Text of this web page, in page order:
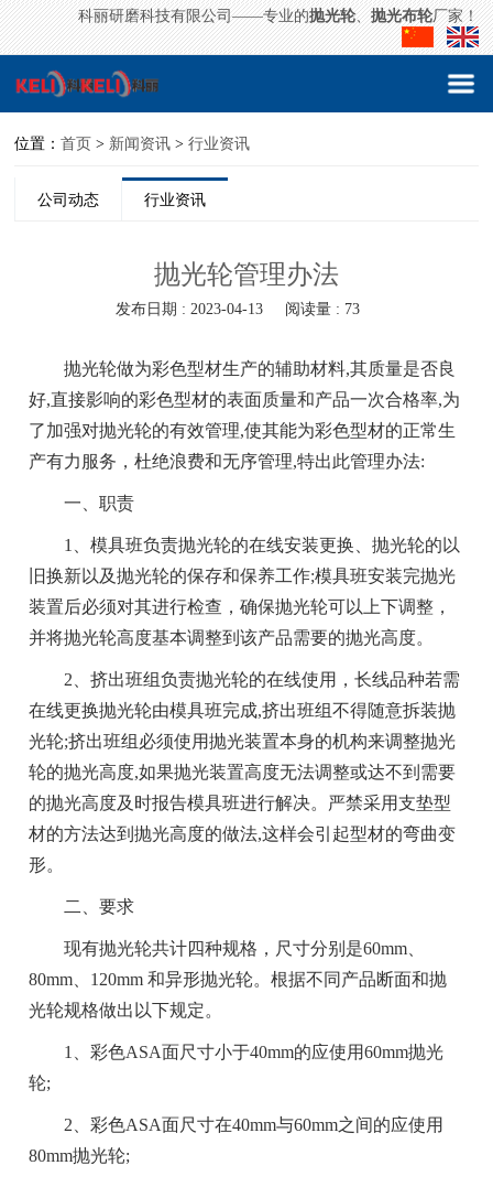
科丽研磨科技有限公司——专业的抛光轮、抛光布轮厂家！
位置：首页 > 新闻资讯 >行业资讯
公司动态 行业资讯
抛光轮管理办法
发布日期 : 2023-04-13 阅读量 : 73
抛光轮做为彩色型材生产的辅助材料,其质量是否良
好,直接影响的彩色型材的表面质量和产品一次合格率,为
了加强对抛光轮的有效管理,使其能为彩色型材的正常生
产有力服务，杜绝浪费和无序管理,特出此管理办法:
一、职责
1、模具班负责抛光轮的在线安装更换、抛光轮的以
旧换新以及抛光轮的保存和保养工作;模具班安装完抛光
装置后必须对其进行检查，确保抛光轮可以上下调整，
并将抛光轮高度基本调整到该产品需要的抛光高度。
2、挤出班组负责抛光轮的在线使用，长线品种若需
在线更换抛光轮由模具班完成,挤出班组不得随意拆装抛
光轮;挤出班组必须使用抛光装置本身的机构来调整抛光
轮的抛光高度,如果抛光装置高度无法调整或达不到需要
的抛光高度及时报告模具班进行解决。严禁采用支垫型
材的方法达到抛光高度的做法,这样会引起型材的弯曲变
形。
二、要求
现有抛光轮共计四种规格，尺寸分别是60mm、
80mm、120mm 和异形抛光轮。根据不同产品断面和抛
光轮规格做出以下规定。
1、彩色ASA面尺寸小于40mm的应使用60mm抛光
轮;
2、彩色ASA面尺寸在40mm与60mm之间的应使用
80mm抛光轮;